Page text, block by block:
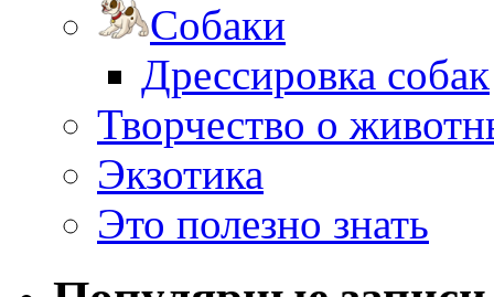
Собаки
Дрессировка собак
Творчество о
Экзотика
Это полезно знать